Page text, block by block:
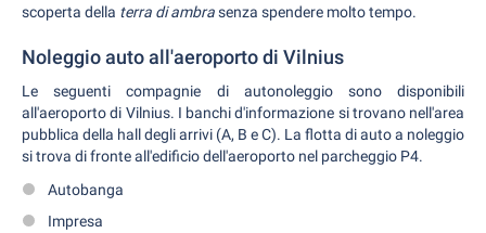
scoperta della terra di ambrasenza spendere molto tempo.
Noleggio auto all'aeroporto di Vilnius
Le seguenti compagnie di autonoleggio sono disponibili
all'aeroporto di Vilnius. I banchi d'informazione si trovano nell'area
pubblica della hall degli arrivi (A, B e C). La flotta di auto a noleggio
si trova di fronte all'edificio dell'aeroporto nel parcheggio P4.
Autobanga
Impresa